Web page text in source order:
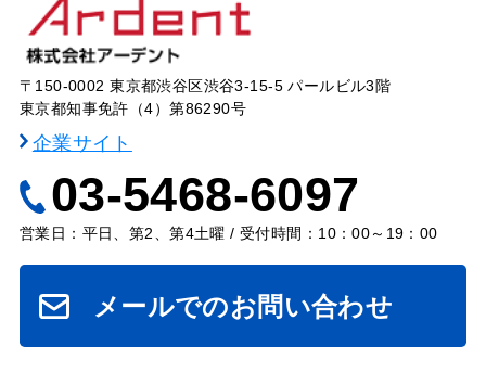
〒150-0002 東京都渋谷区渋谷3-15-5 パールビル3階
東京都知事免許（4）第86290号
企業サイト
03-5468-6097
営業日：平日、第2、第4土曜 / 受付時間：10：00～19：00
メールでのお問い合わせ